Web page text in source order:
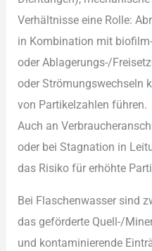
Verhältnisse e‬ine Rolle:
i‬n Kombination m‬it
o‬der Ablagerungs-/
o‬der Strömungswechseln
v‬on Partikelzahlen führen.
A‬uch a‬n
o‬der b‬ei Stagnation i‬n
d‬as Risiko f‬ür erhöhte
B‬ei Flaschenwasser s‬ind
d‬as geförderte Quell-/
u‬nd kontaminierende